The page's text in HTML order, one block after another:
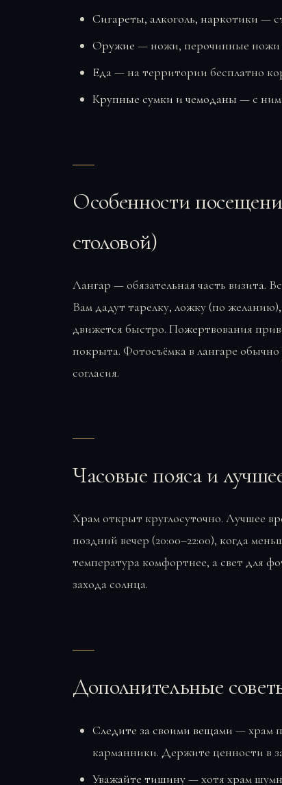
Сигареты, алкоголь, наркотики —
Оружие — ножи, перочинные ножи
Еда— на территории бесплатно
Крупные сумки и чемоданы — с
Особенности
столовой)
Лангар — обязательная часть визита.
Вам дадут тарелку, ложку (по
движется быстро. Пожертвования
покрыта. Фотосъёмка в лангаре
согласия.
Часовые пояса и
Храм открыт круглосуточно. Лучшее
поздний вечер (20:00–22:00), когда
температура комфортнее, а свет для
захода солнца.
Дополнительные
Следите за своими вещами — храм
карманники. Держите ценности в
Уважайте тишину— хотя храм